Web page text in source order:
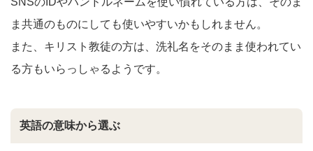
ま共通のものにしても使いやすいかもしれません。
また、キリスト教徒の方は、洗礼名をそのまま使われてい
る方もいらっしゃるようです。
英語の意味から選ぶ